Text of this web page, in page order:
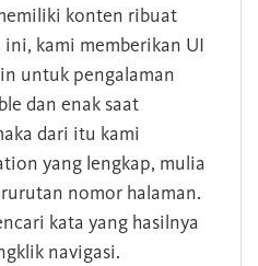
konten ribuat
kami memberikan UI
untuk pengalaman
dan enak saat
dari itu kami
yang lengkap, mulia
nomor halaman.
kata yang hasilnya
navigasi.